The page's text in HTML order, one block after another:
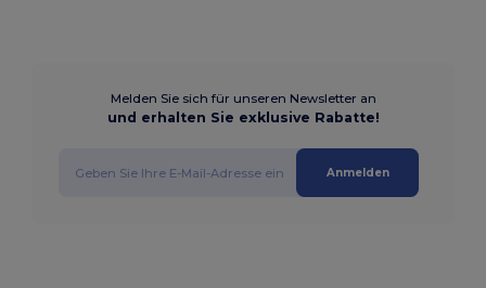
Melden Sie sich für unseren Newsletter an
und erhalten Sie exklusive Rabatte!
Anmelden